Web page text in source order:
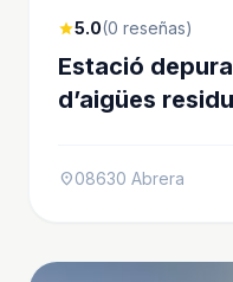
star5.0(0 reseñas)
Estació
d’aigües
location_on08630 Abrera